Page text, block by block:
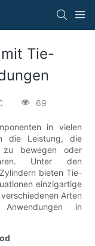
Tie-
69
in vielen
die Leistung, die
bewegen oder
Unter den
bieten Tie-
einzigartige
Arten
in